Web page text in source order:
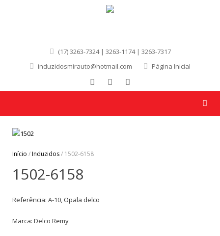
(17) 3263-7324 | 3263-1174 | 3263-7317
induzidosmirauto@hotmail.com
Página Inicial
Início /Induzidos/ 1502-6158
1502-6158
Referência: A-10, Opala delco
Marca: Delco Remy